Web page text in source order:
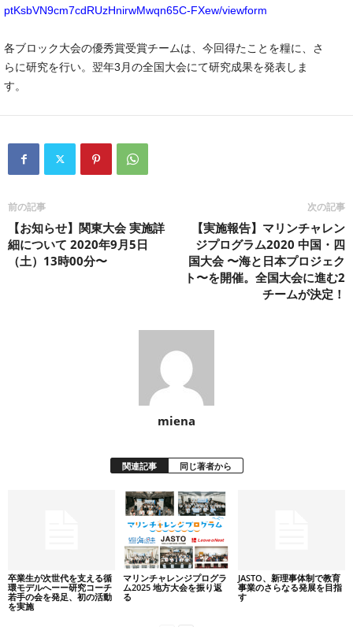
ptKsbVN9cm7cdRUzHnirwMwqn65C-FXew/viewform
各ブロック大会の優秀賞受賞チームは、今回得たことを糧に、さ
らに研究を行い。翌年3月の全国大会にて研究成果を発表しま
す。
前の記事
【お知らせ】関東大会 実施詳
細について 2020年9月5日
（土）13時00分〜
次の記事
【実施報告】マリンチャレン
ジプログラム2020 中国・四
国大会 〜海と日本プロジェク
ト〜を開催。全国大会に進む2
チームが決定！
miena
関連記事 同じ著者から
卒業生が次世代を支える循
環モデルへーー研究コーチ
若手の会を発足、初の活動
を実施
マリンチャレンジプログラ
ム2025 地方大会を振り返
る
JASTO、新理事体制で教育
事業のさらなる発展を目指
す